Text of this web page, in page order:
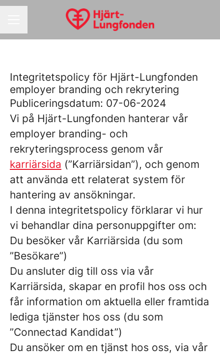
Integritetspolicy för Hjärt-Lungfonden
employer branding och rekrytering
Publiceringsdatum: 07-06-2024
Vi på Hjärt-Lungfonden hanterar vår
employer branding- och
rekryteringsprocess genom vår
karriärsida (”Karriärsidan”), och genom
att använda ett relaterat system för
hantering av ansökningar.
I denna integritetspolicy förklarar vi hur
vi behandlar dina personuppgifter om:
Du besöker vår Karriärsida (du som
”Besökare”)
Du ansluter dig till oss via vår
Karriärsida, skapar en profil hos oss och
får information om aktuella eller framtida
lediga tjänster hos oss (du som
”Connectad Kandidat”)
Du ansöker om en tjänst hos oss, via vår